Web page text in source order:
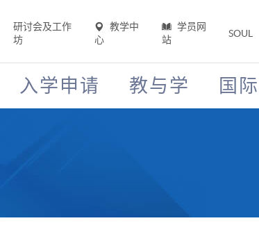
研讨会及工作
坊
教学中
心
学员网
站
SOUL
入学申请 教与学 国